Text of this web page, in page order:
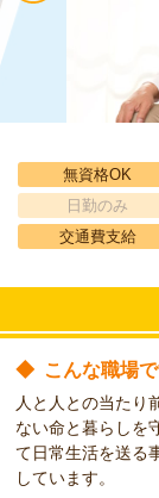
無資格OK
日勤のみ
交通費支給
◆ こんな職場で
人と人との当たり
ない命と暮らしを
て日常生活を送る
しています。